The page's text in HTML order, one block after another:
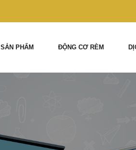
SẢN PHẨM ĐỘNG CƠ RÈM